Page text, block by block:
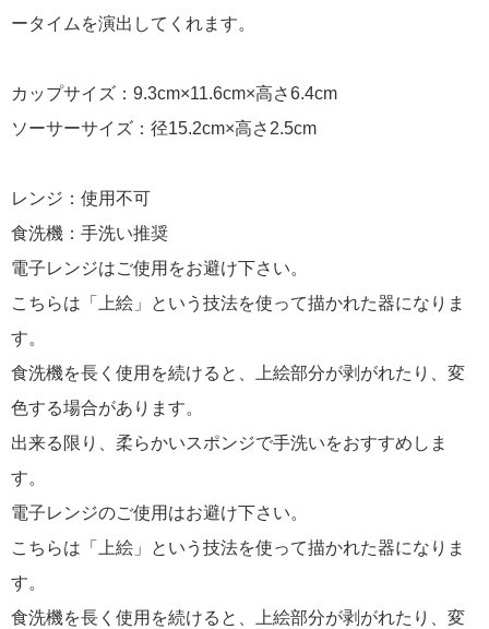
ータイムを演出してくれます。
カップサイズ：9.3cm×11.6cm×高さ6.4cm
ソーサーサイズ：径15.2cm×高さ2.5cm
レンジ：使用不可
食洗機：手洗い推奨
電子レンジはご使用をお避け下さい。
こちらは「上絵」という技法を使って描かれた器になりま
す。
食洗機を長く使用を続けると、上絵部分が剥がれたり、変
色する場合があります。
出来る限り、柔らかいスポンジで手洗いをおすすめしま
す。
電子レンジのご使用はお避け下さい。
こちらは「上絵」という技法を使って描かれた器になりま
す。
食洗機を長く使用を続けると、上絵部分が剥がれたり、変